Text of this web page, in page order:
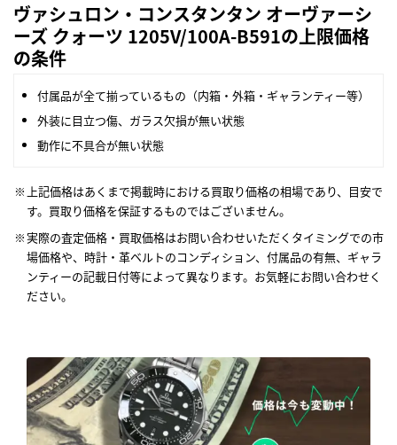
ヴァシュロン・コンスタンタン オーヴァーシ
ーズ クォーツ 1205V/100A-B591の上限価格
の条件
付属品が全て揃っているもの（内箱・外箱・ギャランティー等）
外装に目立つ傷、ガラス欠損が無い状態
動作に不具合が無い状態
上記価格はあくまで掲載時における買取り価格の相場であり、目安で
す。買取り価格を保証するものではございません。
実際の査定価格・買取価格はお問い合わせいただくタイミングでの市
場価格や、時計・革ベルトのコンディション、付属品の有無、ギャラ
ンティーの記載日付等によって異なります。お気軽にお問い合わせく
ださい。